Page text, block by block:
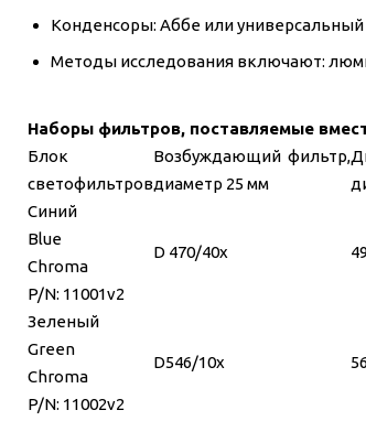
Конденсоры: Аббе или
Методы исследования включают:
Наборы фильтров, поставляемые
Блок
светофильтров
Возбуждающий фильтр,
диаметр 25 мм
Синий
Blue
Chroma
P/N: 11001v2
D 470/40x
Зеленый
Green
Chroma
P/N: 11002v2
D546/10x